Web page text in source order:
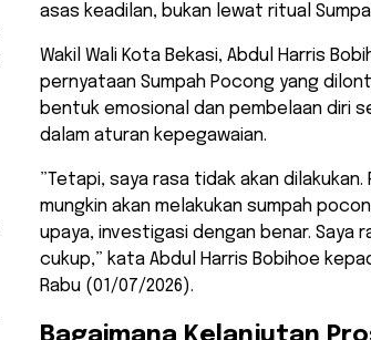
asas keadilan, bukan lewat ritual
Wakil Wali Kota Bekasi, Abdul Harris
pernyataan Sumpah Pocong yang
bentuk emosional dan pembelaan diri
dalam aturan kepegawaian.
​”Tetapi, saya rasa tidak akan
mungkin akan melakukan sumpah
upaya, investigasi dengan benar. Saya
cukup,” kata Abdul Harris Bobihoe
Rabu (01/07/2026).